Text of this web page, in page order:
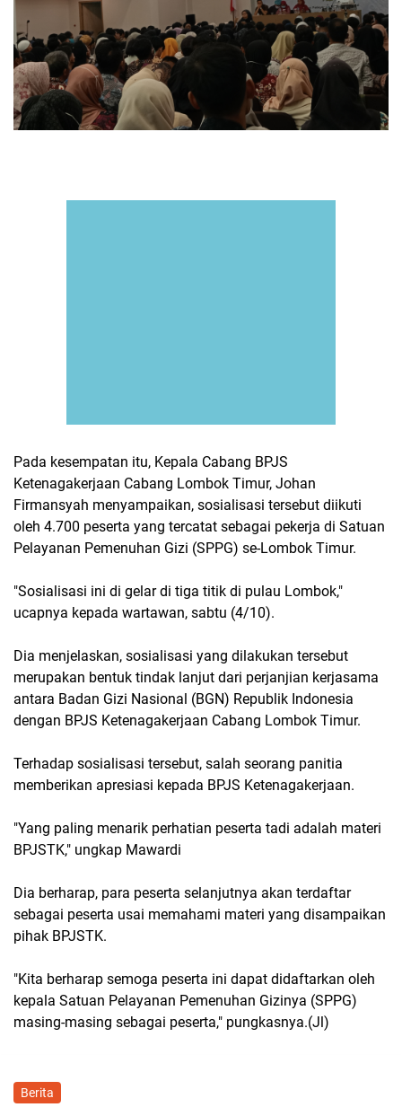
Pada kesempatan itu, Kepala Cabang BPJS
Ketenagakerjaan Cabang Lombok Timur, Johan
Firmansyah menyampaikan, sosialisasi tersebut diikuti
oleh 4.700 peserta yang tercatat sebagai pekerja di Satuan
Pelayanan Pemenuhan Gizi (SPPG) se-Lombok Timur.
"Sosialisasi ini di gelar di tiga titik di pulau Lombok,"
ucapnya kepada wartawan, sabtu (4/10).
Dia menjelaskan, sosialisasi yang dilakukan tersebut
merupakan bentuk tindak lanjut dari perjanjian kerjasama
antara Badan Gizi Nasional (BGN) Republik Indonesia
dengan BPJS Ketenagakerjaan Cabang Lombok Timur.
Terhadap sosialisasi tersebut, salah seorang panitia
memberikan apresiasi kepada BPJS Ketenagakerjaan.
"Yang paling menarik perhatian peserta tadi adalah materi
BPJSTK," ungkap Mawardi
Dia berharap, para peserta selanjutnya akan terdaftar
sebagai peserta usai memahami materi yang disampaikan
pihak BPJSTK.
"Kita berharap semoga peserta ini dapat didaftarkan oleh
kepala Satuan Pelayanan Pemenuhan Gizinya (SPPG)
masing-masing sebagai peserta," pungkasnya.(Jl)
Berita